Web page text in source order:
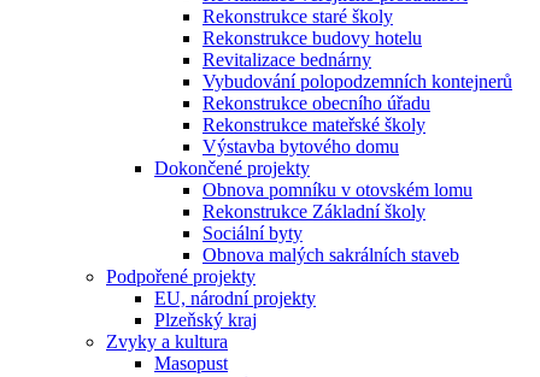
Rekonstrukce staré školy
Rekonstrukce budovy hotelu
Revitalizace bednárny
Vybudování polopodzemních kontejnerů
Rekonstrukce obecního úřadu
Rekonstrukce mateřské školy
Výstavba bytového domu
Dokončené projekty
Obnova pomníku v otovském lomu
Rekonstrukce Základní školy
Sociální byty
Obnova malých sakrálních staveb
Podpořené projekty
EU, národní projekty
Plzeňský kraj
Zvyky a kultura
Masopust